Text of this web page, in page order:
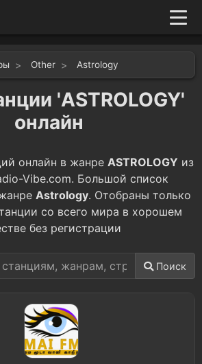
Other Astrology
'ASTROLOGY'
онлайн
онлайн в жанре ASTROLOGY из
Vibe.com. Большой список
Astrology. Отобраны только
со всего мира в хорошем
без регистрации
Поиск